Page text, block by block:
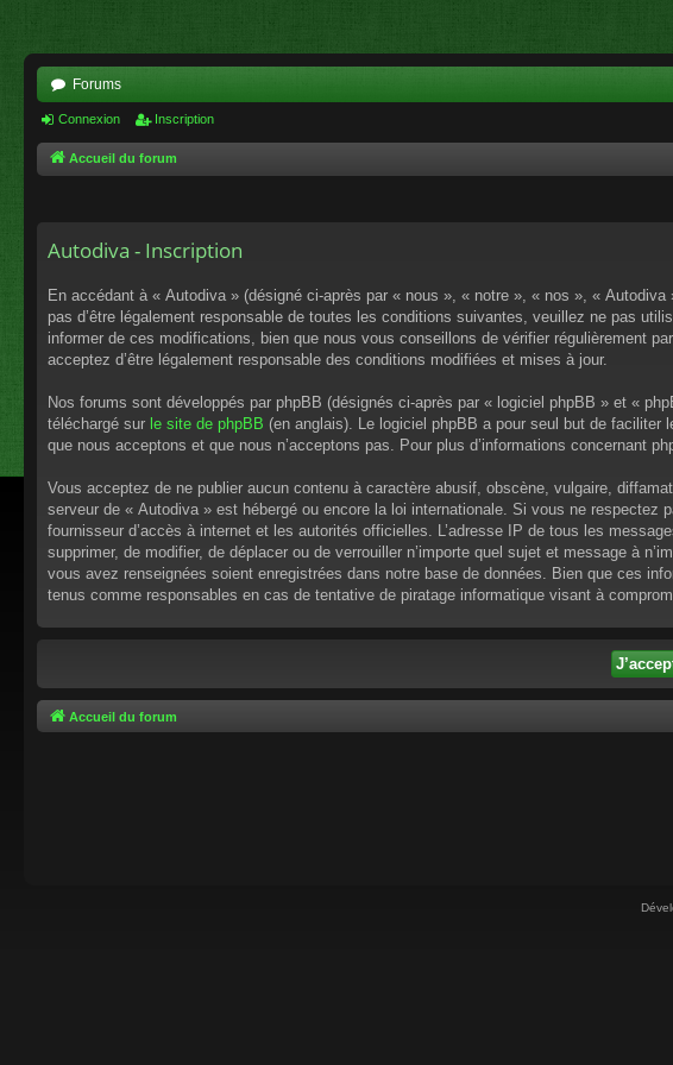
Forums
Connexion Inscription
Accueil du forum
Autodiva - Inscription
En accédant à « Autodiva » (désigné ci-après par « nous », « notre », « nos », «
pas d’être légalement responsable de toutes les conditions suivantes, veuillez ne pas
informer de ces modifications, bien que nous vous conseillons de vérifier régulièrement
acceptez d’être légalement responsable des conditions modifiées et mises à jour.
Nos forums sont développés par phpBB (désignés ci-après par « logiciel phpBB » et «
téléchargé sur le site de phpBB (en anglais). Le logiciel phpBB a pour seul but de
que nous acceptons et que nous n’acceptons pas. Pour plus d’informations concernant
Vous acceptez de ne publier aucun contenu à caractère abusif, obscène, vulgaire,
serveur de « Autodiva » est hébergé ou encore la loi internationale. Si vous ne
fournisseur d’accès à internet et les autorités officielles. L’adresse IP de tous les
supprimer, de modifier, de déplacer ou de verrouiller n’importe quel sujet et message à
vous avez renseignées soient enregistrées dans notre base de données. Bien que ces
tenus comme responsables en cas de tentative de piratage informatique visant à
Accueil du forum